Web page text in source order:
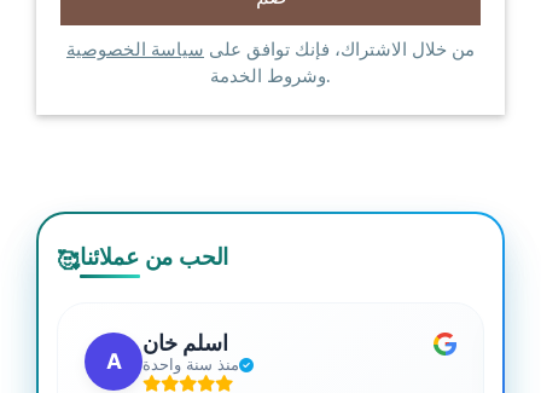
من خلال الاشتراك، فإنك توافق على سياسة الخصوصية
وشروط الخدمة.
🥰الحب من عملائنا
A
اسلم خان
منذ سنة واحدة